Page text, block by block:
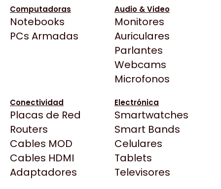
Computadoras
Notebooks
PCs Armadas
Audio & Video
Monitores
Auriculares
Parlantes
Webcams
Microfonos
Conectividad
Placas de Red
Routers
Cables MOD
Cables HDMI
Adaptadores
Electrónica
Smartwatches
Smart Bands
Celulares
Tablets
Televisores
BenQ
CX
Cooler Master
Deepcool
Dell
EVGA
Gamemax
Genesis
Genius
Todas las Tiendas
Click Gaming
Compufan Store
Dinobyte
Full H4rd
Gaming City
Gezatek
$3.207
Ver producto en la página de Max Tecno